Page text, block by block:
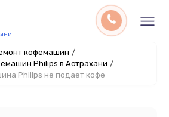
кофемашин /
Philips в Астрахани /
Philips не подает кофе